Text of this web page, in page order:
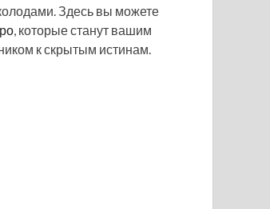
Здесь вы можете
, которые станут вашим
к скрытым истинам.